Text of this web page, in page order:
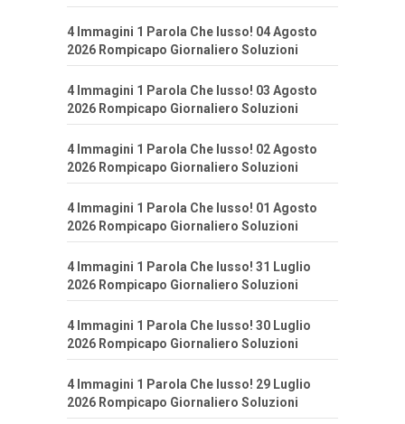
4 Immagini 1 Parola Che lusso! 04 Agosto
2026 Rompicapo Giornaliero Soluzioni
4 Immagini 1 Parola Che lusso! 03 Agosto
2026 Rompicapo Giornaliero Soluzioni
4 Immagini 1 Parola Che lusso! 02 Agosto
2026 Rompicapo Giornaliero Soluzioni
4 Immagini 1 Parola Che lusso! 01 Agosto
2026 Rompicapo Giornaliero Soluzioni
4 Immagini 1 Parola Che lusso! 31 Luglio
2026 Rompicapo Giornaliero Soluzioni
4 Immagini 1 Parola Che lusso! 30 Luglio
2026 Rompicapo Giornaliero Soluzioni
4 Immagini 1 Parola Che lusso! 29 Luglio
2026 Rompicapo Giornaliero Soluzioni